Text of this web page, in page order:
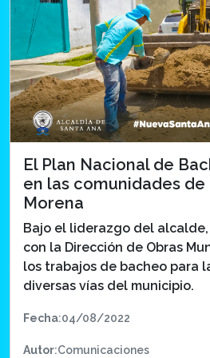
El Plan Nacional de
en las comunidades de
Morena
Bajo el liderazgo del
con la Dirección de Obras
los trabajos de bacheo para
diversas vías del municipio.
Fecha:04/08/2022
Autor:Comunicaciones